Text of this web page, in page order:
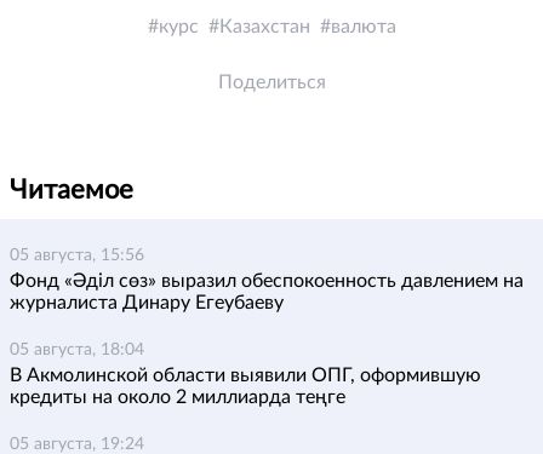
курс Казахстан валюта
Поделиться
Читаемое
05 августа, 15:56
Фонд «Әділ сөз» выразил обеспокоенность давлением на
журналиста Динару Егеубаеву
05 августа, 18:04
В Акмолинской области выявили ОПГ, оформившую
кредиты на около 2 миллиарда теңге
05 августа, 19:24